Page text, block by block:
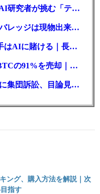
思考をAIに直接送る？元OpenAI研究者が挑む「テレパシー」開発とは
リップル、1ドル割れ目前｜レバレッジは現物出来高の6倍超
赤字転落のBTCマイニング大手はAIに賭ける｜長期負債17.8億ドル
マイニング大手MARA、採掘BTCの91%を売却｜純損失6億ドル
仮想通貨カストディ大手BitGoに集団訴訟、目論見書が争点に
ング、購入方法を解説｜次
指す